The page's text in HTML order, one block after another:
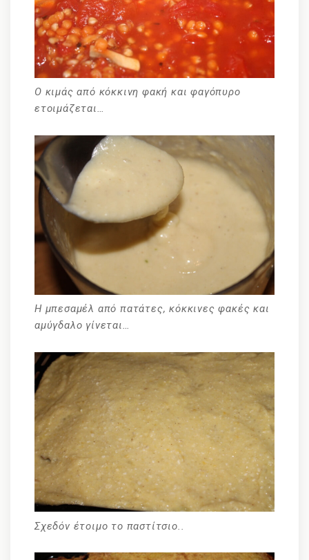
Ο κιμάς από κόκκινη φακή και φαγόπυρο
ετοιμάζεται…
Η μπεσαμέλ από πατάτες, κόκκινες φακές και
αμύγδαλο γίνεται…
Σχεδόν έτοιμο το παστίτσιο..